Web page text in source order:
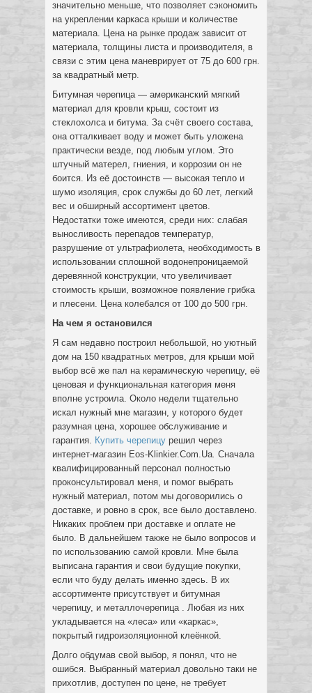
значительно меньше, что позволяет сэкономить
на укреплении каркаса крыши и количестве
материала. Цена на рынке продаж зависит от
материала, толщины листа и производителя, в
связи с этим цена маневрирует от 75 до 600 грн.
за квадратный метр.
Битумная черепица — американский мягкий
материал для кровли крыш, состоит из
стеклохолса и битума. За счёт своего состава,
она отталкивает воду и может быть уложена
практически везде, под любым углом. Это
штучный матерел, гниения, и коррозии он не
боится. Из её достоинств — высокая тепло и
шумо изоляция, срок службы до 60 лет, легкий
вес и обширный ассортимент цветов.
Недостатки тоже имеются, среди них: слабая
выносливость перепадов температур,
разрушение от ультрафиолета, необходимость в
использовании сплошной водонепроницаемой
деревянной конструкции, что увеличивает
стоимость крыши, возможное появление грибка
и плесени. Цена колебался от 100 до 500 грн.
На чем я остановился
Я сам недавно построил небольшой, но уютный
дом на 150 квадратных метров, для крыши мой
выбор всё же пал на керамическую черепицу, её
ценовая и функциональная категория меня
вполне устроила. Около недели тщательно
искал нужный мне магазин, у которого будет
разумная цена, хорошее обслуживание и
гарантия. Купить черепицу решил через
интернет-магазин Eos-Klinkier.Com.Ua. Сначала
квалифицированный персонал полностью
проконсультировал меня, и помог выбрать
нужный материал, потом мы договорились о
доставке, и ровно в срок, все было доставлено.
Никаких проблем при доставке и оплате не
было. В дальнейшем также не было вопросов и
по использованию самой кровли. Мне была
выписана гарантия и свои будущие покупки,
если что буду делать именно здесь. В их
ассортименте присутствует и битумная
черепицу, и металлочерепица . Любая из них
укладывается на «леса» или «каркас»,
покрытый гидроизоляционной клеёнкой.
Долго обдумав свой выбор, я понял, что не
ошибся. Выбранный материал довольно таки не
прихотлив, доступен по цене, не требует